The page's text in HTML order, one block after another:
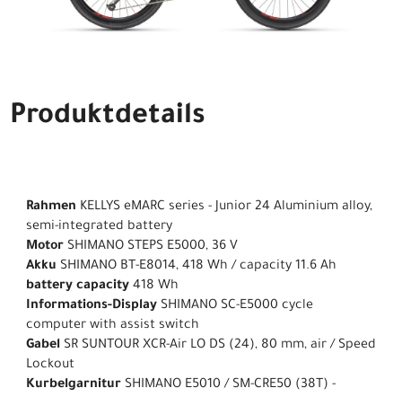
Produktdetails
Rahmen KELLYS eMARC series - Junior 24 Aluminium alloy,
semi-integrated battery
Motor SHIMANO STEPS E5000, 36 V
Akku SHIMANO BT-E8014, 418 Wh / capacity 11.6 Ah
battery capacity 418 Wh
Informations-Display SHIMANO SC-E5000 cycle
computer with assist switch
Gabel SR SUNTOUR XCR-Air LO DS (24), 80 mm, air / Speed
Lockout
Kurbelgarnitur SHIMANO E5010 / SM-CRE50 (38T) -